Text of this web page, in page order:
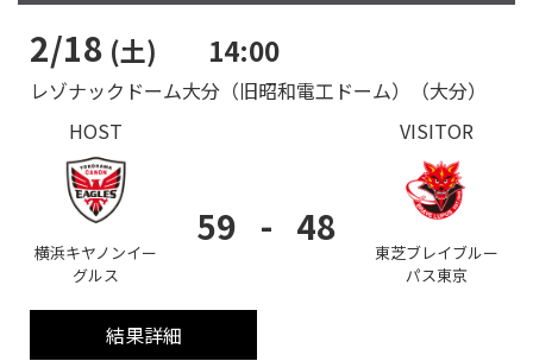
2/18 (土) 14:00
レゾナックドーム大分（旧昭和電工ドーム）（大分）
HOST
横浜キヤノンイー
グルス
59 - 48
VISITOR
東芝ブレイブルー
パス東京
結果詳細